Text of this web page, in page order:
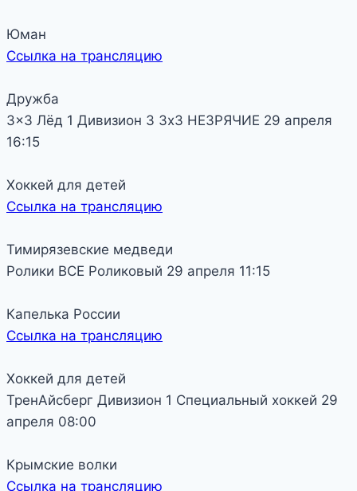
Юман
Ссылка на трансляцию
Дружба
3x3 Лёд 1 Дивизион 3 3х3 НЕЗРЯЧИЕ 29 апреля
16:15
Хоккей для детей
Ссылка на трансляцию
Тимирязевские медведи
Ролики ВСЕ Роликовый 29 апреля 11:15
Капелька России
Ссылка на трансляцию
Хоккей для детей
ТренАйсберг Дивизион 1 Специальный хоккей 29
апреля 08:00
Крымские волки
Ссылка на трансляцию